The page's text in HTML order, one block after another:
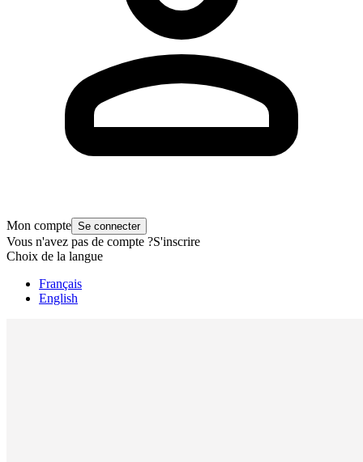
Mon compte Se connecter
Vous n'avez pas de compte ?S'inscrire
Choix de la langue
Français
English